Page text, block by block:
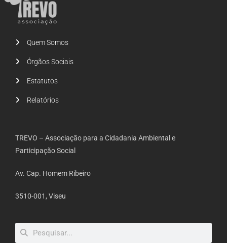
Quem Somos
Órgãos Sociais
Estatutos
Relatórios
TREVO – Associação para a Cidadania Ambiental e
Participação Social
Av. Cap. Homem Ribeiro
3510-001, Viseu